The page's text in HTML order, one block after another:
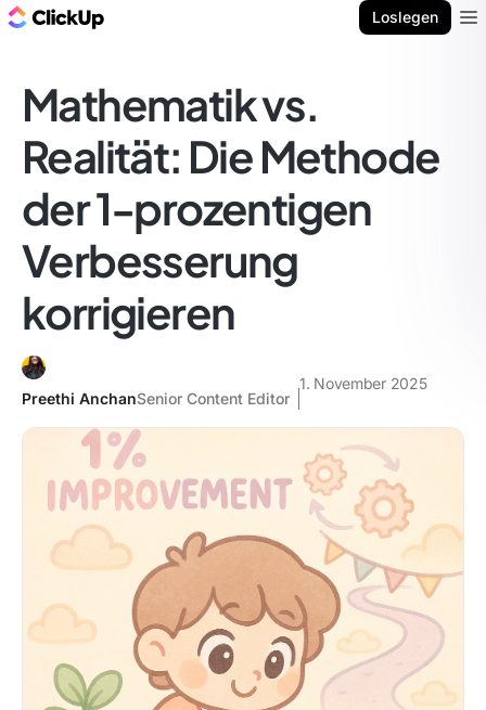
Loslegen
Mathematik vs.
Realität: Die Methode
der 1-prozentigen
Verbesserung
korrigieren
Preethi AnchanSenior Content Editor
1. November 2025